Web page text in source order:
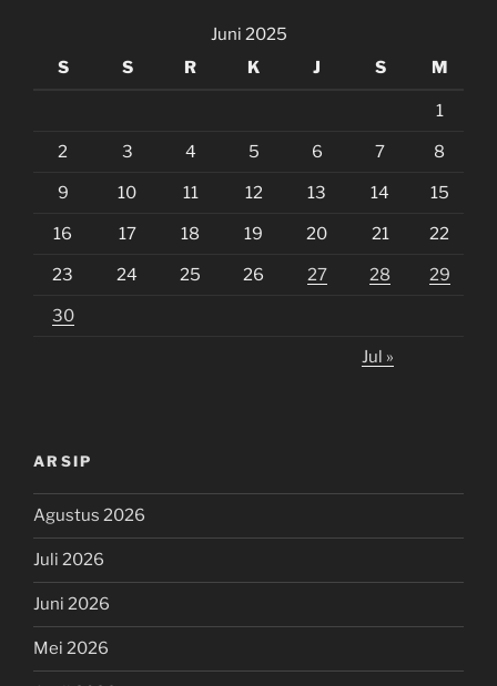
Juni 2025
S
S R K J S M
1
2 3 4 5 6 7 8
9 10 11 12 13 14 15
16 17 18 19 20 21 22
23 24 25 26 27 28 29
30
Jul »
ARSIP
Agustus 2026
Juli 2026
Juni 2026
Mei 2026